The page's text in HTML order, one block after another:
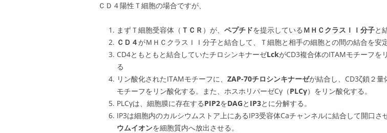
ＣＤ４陽性Ｔ細胞の場合ですが、
まずＴ細胞受容体（ ＴＣＲ ）が、 ペプチドを提示している ＭＨＣクラスＩＩ分子と
ＣＤ４がＭＨＣクラスＩＩ分子と結合して、Ｔ細胞と相手の細胞との間の結合を安
CD4ともともと結合していたチロシンキナーゼLckがCD3複合体のITAMモチーフを
る
リン酸化されたITAMモチーフに、 ZAP-70チロシンキナーゼが結合し、CD3ζ鎖２量
モチーフをリン酸化する。また、ホスホリパーゼCγ（PLCγ）をリン酸化する。
PLCγは、細胞膜に存在するPIP2をDAGと IP3とに分解する。
IP3は細胞内のカルシウムストア上にあるIP3受容体Caチャンネルに結合して開口させ
ウムイオンを細胞質内へ放出させる。